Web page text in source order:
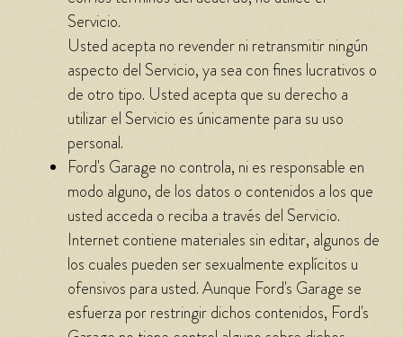
Servicio.
Usted acepta no revender ni retransmitir ningún
aspecto del Servicio, ya sea con fines lucrativos o
de otro tipo. Usted acepta que su derecho a
utilizar el Servicio es únicamente para su uso
personal.
Ford's Garage no controla, ni es responsable en
modo alguno, de los datos o contenidos a los que
usted acceda o reciba a través del Servicio.
Internet contiene materiales sin editar, algunos de
los cuales pueden ser sexualmente explícitos u
ofensivos para usted. Aunque Ford's Garage se
esfuerza por restringir dichos contenidos, Ford's